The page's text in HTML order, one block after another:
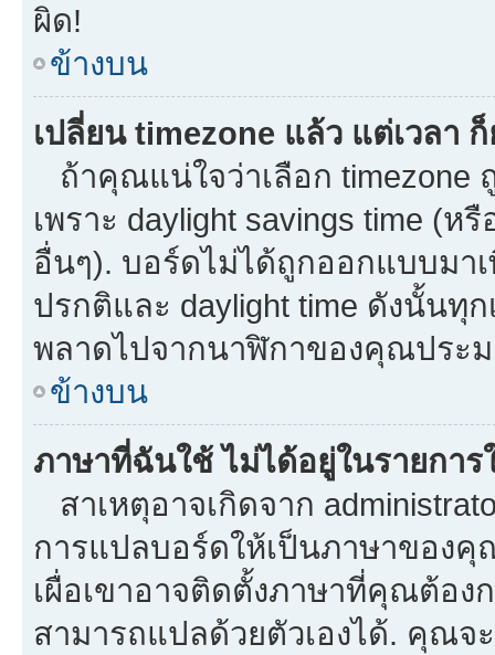
ผิด!
ข้างบน
เปลี่ยน timezone แล้ว แต่เวลา
ถ้าคุณแน่ใจว่าเลือก timezone
เพราะ daylight savings time (ห
อื่นๆ). บอร์ดไม่ได้ถูกออกแบบมา
ปรกติและ daylight time ดังนั้นทุ
พลาดไปจากนาฬิกาของคุณประ
ข้างบน
ภาษาที่ฉันใช้ ไม่ได้อยู่ในรายการ
สาเหตุอาจเกิดจาก
การแปลบอร์ดให้เป็นภาษาของคุ
เผื่อเขาอาจติดตั้งภาษาที่คุณต้อ
สามารถแปลด้วยตัวเองได้. คุณจ